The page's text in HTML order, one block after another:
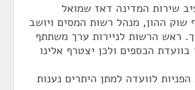
שירות המדינה דאז שמואל
שוק ההון, מנהל רשות המסים ויושב
ראש הרשות לניירות ערך משתתף
הכספים ולכן יצטרף אלינו
לוועדה למתן היתרים נענות